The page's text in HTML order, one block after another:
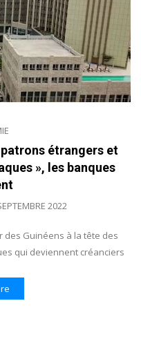
étrangers et
», les banques
2022
des Guinéens à la tête des
qui deviennent créanciers